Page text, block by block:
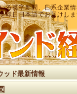
る英字新聞、日系企業
即日日本語でお届けし
ッド最新情報